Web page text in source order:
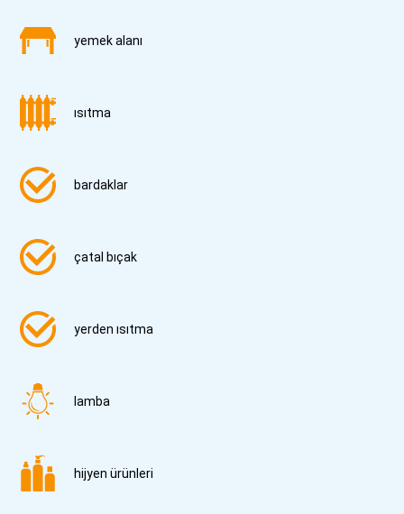
yemek alanı
ısıtma
bardaklar
çatal bıçak
yerden ısıtma
lamba
hijyen ürünleri